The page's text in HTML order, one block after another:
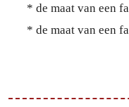
* de maat van een
* de maat van een